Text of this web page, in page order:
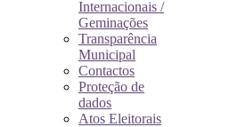
Internacionais /
Geminações
Transparência
Municipal
Contactos
Proteção de
dados
Atos Eleitorais